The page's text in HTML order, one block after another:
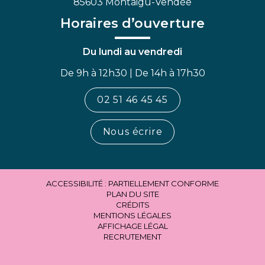
Horaires d’ouverture
Du lundi au vendredi
De 9h à 12h30 | De 14h à 17h30
02 51 46 45 45
Nous écrire
ACCESSIBILITÉ : PARTIELLEMENT CONFORME
PLAN DU SITE
CRÉDITS
MENTIONS LÉGALES
AFFICHAGE LÉGAL
RECRUTEMENT